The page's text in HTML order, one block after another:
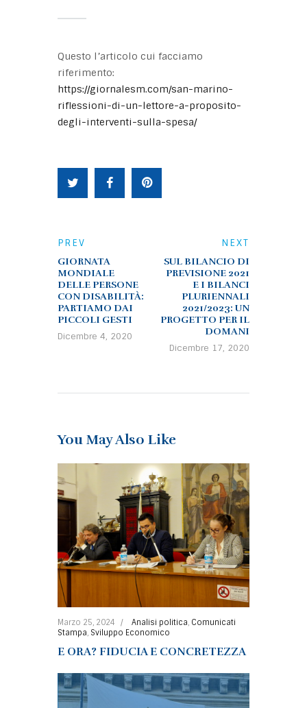
Questo l’articolo cui facciamo
riferimento:
https://giornalesm.com/san-marino-
riflessioni-di-un-lettore-a-proposito-
degli-interventi-sulla-spesa/
PREV
GIORNATA
MONDIALE
DELLE PERSONE
CON DISABILITÀ:
PARTIAMO DAI
PICCOLI GESTI
Dicembre 4, 2020
NEXT
SUL BILANCIO DI
PREVISIONE 2021
E I BILANCI
PLURIENNALI
2021/2023: UN
PROGETTO PER IL
DOMANI
Dicembre 17, 2020
You May Also Like
Marzo 25, 2024 Analisi politica, Comunicati
Stampa, Sviluppo Economico
E ORA? FIDUCIA E CONCRETEZZA